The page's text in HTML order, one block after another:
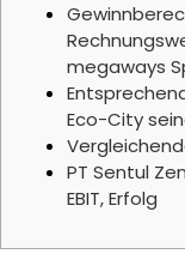
megaways
Eco-City
PT Sentul
EBIT, Erfolg